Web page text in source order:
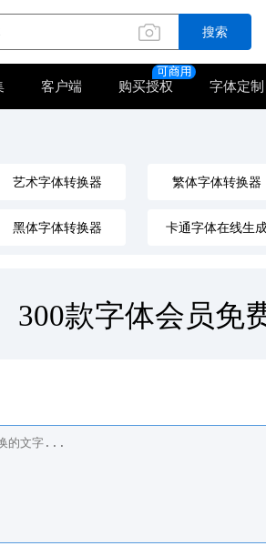
搜索
客户端 购买授权 字体定制
艺术字体转换器 繁体字体转换器
黑体字体转换器 卡通字体在线生
汉字拼音转换器 卡通创意字体转换